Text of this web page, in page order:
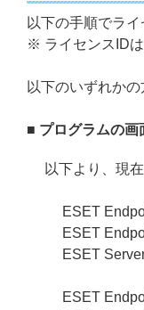
以下の手順でラ
※ ライセンスID
以下のいずれか
■ プログラムの画
以下より、現
ESET
ESET
ESET
ESET